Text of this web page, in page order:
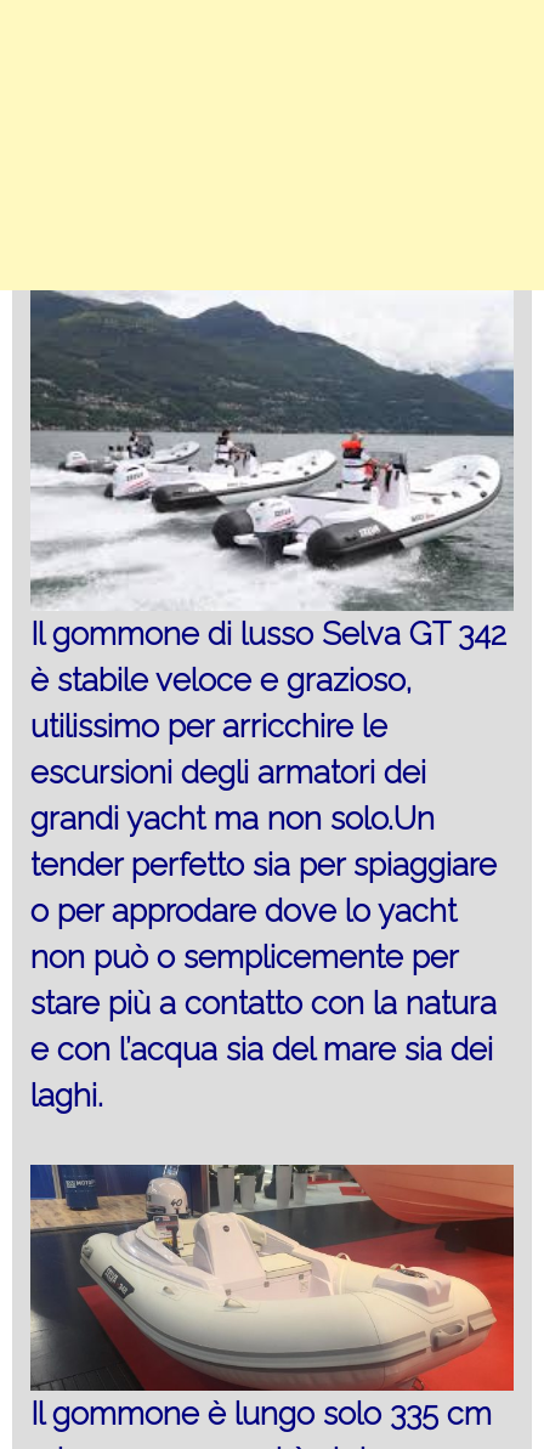
Il gommone di lusso Selva GT 342
è stabile veloce e grazioso,
utilissimo per arricchire le
escursioni degli armatori dei
grandi yacht ma non solo.Un
tender perfetto sia per spiaggiare
o per approdare dove lo yacht
non può o semplicemente per
stare più a contatto con la natura
e con l’acqua sia del mare sia dei
laghi.
Il gommone è lungo solo 335 cm